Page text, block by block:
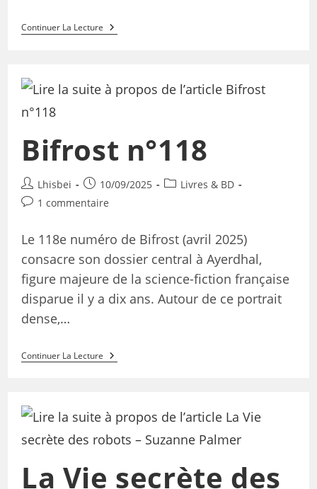
Continuer La Lecture
Bifrost n°118
Lhisbei 10/09/2025
Livres & BD
1 commentaire
Le 118e numéro de Bifrost (avril 2025)
consacre son dossier central à Ayerdhal,
figure majeure de la science-fiction française
disparue il y a dix ans. Autour de ce portrait
dense,…
Continuer La Lecture
La Vie secrète des